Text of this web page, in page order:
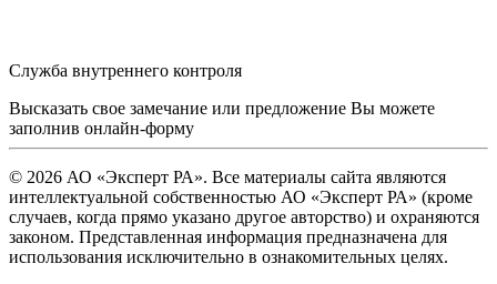
Служба внутреннего контроля
Высказать свое замечание или предложение Вы можете
заполнив онлайн-форму
© 2026 АО «Эксперт РА». Все материалы сайта являются
интеллектуальной собственностью АО «Эксперт РА» (кроме
случаев, когда прямо указано другое авторство) и охраняются
законом. Представленная информация предназначена для
использования исключительно в ознакомительных целях.